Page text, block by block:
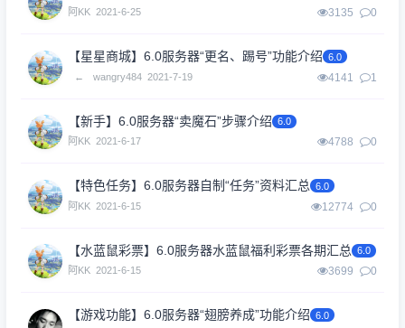
阿KK 2021-6-25 3135 0
【星星商城】6.0服务器“更名、踢号”功能介绍 6.0
←
wangry484 2021-7-19 4141 1
【新手】6.0服务器“卖魔石”步骤介绍 6.0
阿KK 2021-6-17 4788 0
【特色任务】6.0服务器自制“任务”资料汇总 6.0
阿KK 2021-6-15 12774 0
【水蓝鼠彩票】6.0服务器水蓝鼠福利彩票各期汇总 6.0
阿KK 2021-6-15 3699 0
【游戏功能】6.0服务器“翅膀养成”功能介绍 6.0